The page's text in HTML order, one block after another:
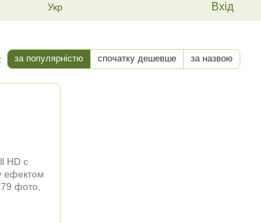
Укр Вхід
за популярністю спочатку дешевше за назвою